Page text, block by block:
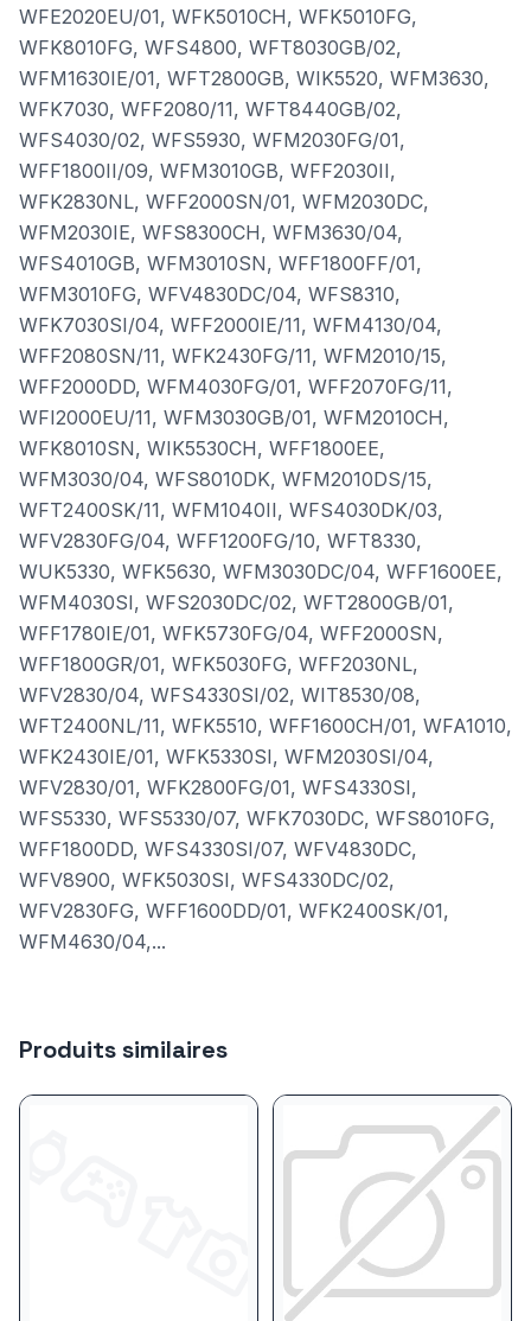
WFE2020EU/01, WFK5010CH, WFK5010FG,
WFK8010FG, WFS4800, WFT8030GB/02,
WFM1630IE/01, WFT2800GB, WIK5520, WFM3630,
WFK7030, WFF2080/11, WFT8440GB/02,
WFS4030/02, WFS5930, WFM2030FG/01,
WFF1800II/09, WFM3010GB, WFF2030II,
WFK2830NL, WFF2000SN/01, WFM2030DC,
WFM2030IE, WFS8300CH, WFM3630/04,
WFS4010GB, WFM3010SN, WFF1800FF/01,
WFM3010FG, WFV4830DC/04, WFS8310,
WFK7030SI/04, WFF2000IE/11, WFM4130/04,
WFF2080SN/11, WFK2430FG/11, WFM2010/15,
WFF2000DD, WFM4030FG/01, WFF2070FG/11,
WFI2000EU/11, WFM3030GB/01, WFM2010CH,
WFK8010SN, WIK5530CH, WFF1800EE,
WFM3030/04, WFS8010DK, WFM2010DS/15,
WFT2400SK/11, WFM1040II, WFS4030DK/03,
WFV2830FG/04, WFF1200FG/10, WFT8330,
WUK5330, WFK5630, WFM3030DC/04, WFF1600EE,
WFM4030SI, WFS2030DC/02, WFT2800GB/01,
WFF1780IE/01, WFK5730FG/04, WFF2000SN,
WFF1800GR/01, WFK5030FG, WFF2030NL,
WFV2830/04, WFS4330SI/02, WIT8530/08,
WFT2400NL/11, WFK5510, WFF1600CH/01, WFA1010,
WFK2430IE/01, WFK5330SI, WFM2030SI/04,
WFV2830/01, WFK2800FG/01, WFS4330SI,
WFS5330, WFS5330/07, WFK7030DC, WFS8010FG,
WFF1800DD, WFS4330SI/07, WFV4830DC,
WFV8900, WFK5030SI, WFS4330DC/02,
WFV2830FG, WFF1600DD/01, WFK2400SK/01,
WFM4630/04,...
Produits similaires